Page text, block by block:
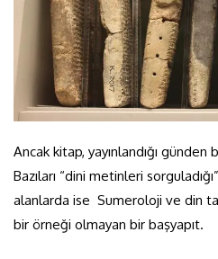
Ancak kitap, yayınlandığı günden
Bazıları “dini metinleri
alanlarda ise Sumeroloji ve din
bir örneği olmayan bir başyapıt.